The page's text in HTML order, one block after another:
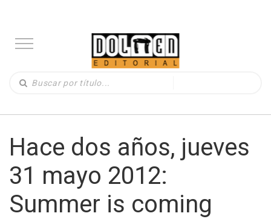
Hace dos años, jueves
31 mayo 2012:
Summer is coming